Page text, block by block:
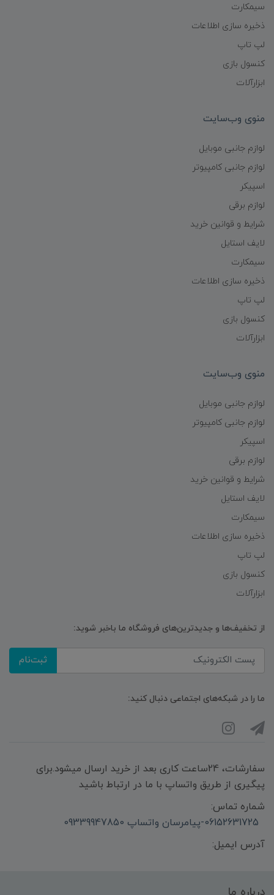
سیمکارت
ذخیره سازی اطلاعات
لپ تاپ
کنسول بازی
ابزارآلات
منوی وب‌سایت
لوازم جانبی موبایل
لوازم جانبی کامپیوتر
اسپیکر
لوازم برقی
شرایط و قوانین خرید
لایف استایل
سیمکارت
ذخیره سازی اطلاعات
لپ تاپ
کنسول بازی
ابزارآلات
منوی وب‌سایت
لوازم جانبی موبایل
لوازم جانبی کامپیوتر
اسپیکر
لوازم برقی
شرایط و قوانین خرید
لایف استایل
سیمکارت
ذخیره سازی اطلاعات
لپ تاپ
کنسول بازی
ابزارآلات
از تخفیف‌ها و جدیدترین‌های فروشگاه ما باخبر شوید:
ثبت‌نام
ما را در شبکه‌های اجتماعی دنبال کنید:
سفارشات، 24ساعت کاری بعد از خرید ارسال میشود.برای
پیگیری از طریق واتساپ با ما در ارتباط باشید
شماره تماس:
06152631725-پیامرسان واتساپ 09339947850
آدرس ایمیل: